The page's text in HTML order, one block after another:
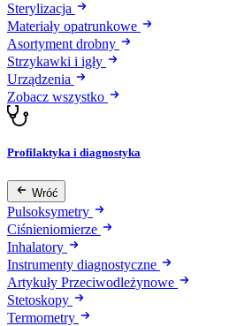
Sterylizacja
Materiały opatrunkowe
Asortyment drobny
Strzykawki i igły
Urządzenia
Zobacz wszystko
Profilaktyka i diagnostyka
Wróć
Pulsoksymetry
Ciśnieniomierze
Inhalatory
Instrumenty diagnostyczne
Artykuły Przeciwodleżynowe
Stetoskopy
Termometry